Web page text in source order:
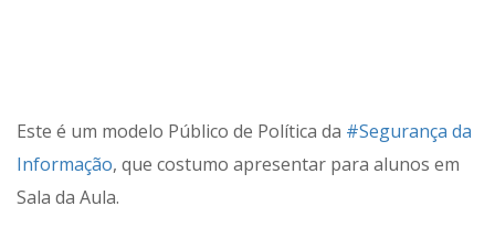
Este é um modelo Público de Política da #Segurança da
Informação, que costumo apresentar para alunos em
Sala da Aula.